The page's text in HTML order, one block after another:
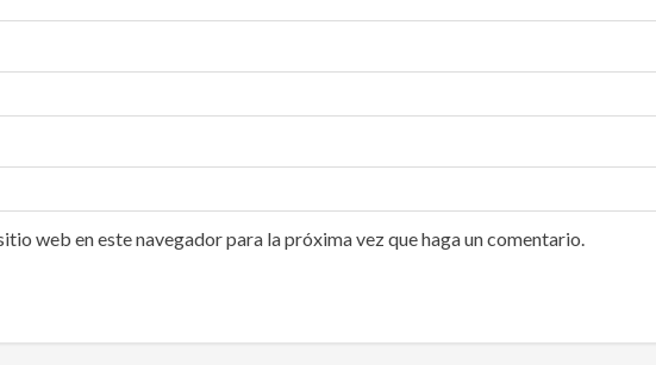
web en este navegador para la próxima vez que haga un comentario.